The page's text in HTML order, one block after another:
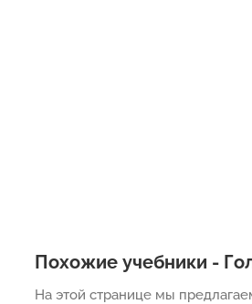
Похожие учебники -
На этой странице мы